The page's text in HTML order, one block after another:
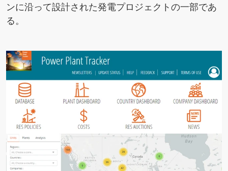
ンに沿って設計された発電プロジェクトの一部であ
る。